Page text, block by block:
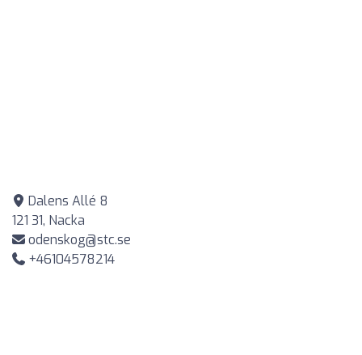
Dalens Allé 8
121 31, Nacka
odenskog@stc.se
+46104578214